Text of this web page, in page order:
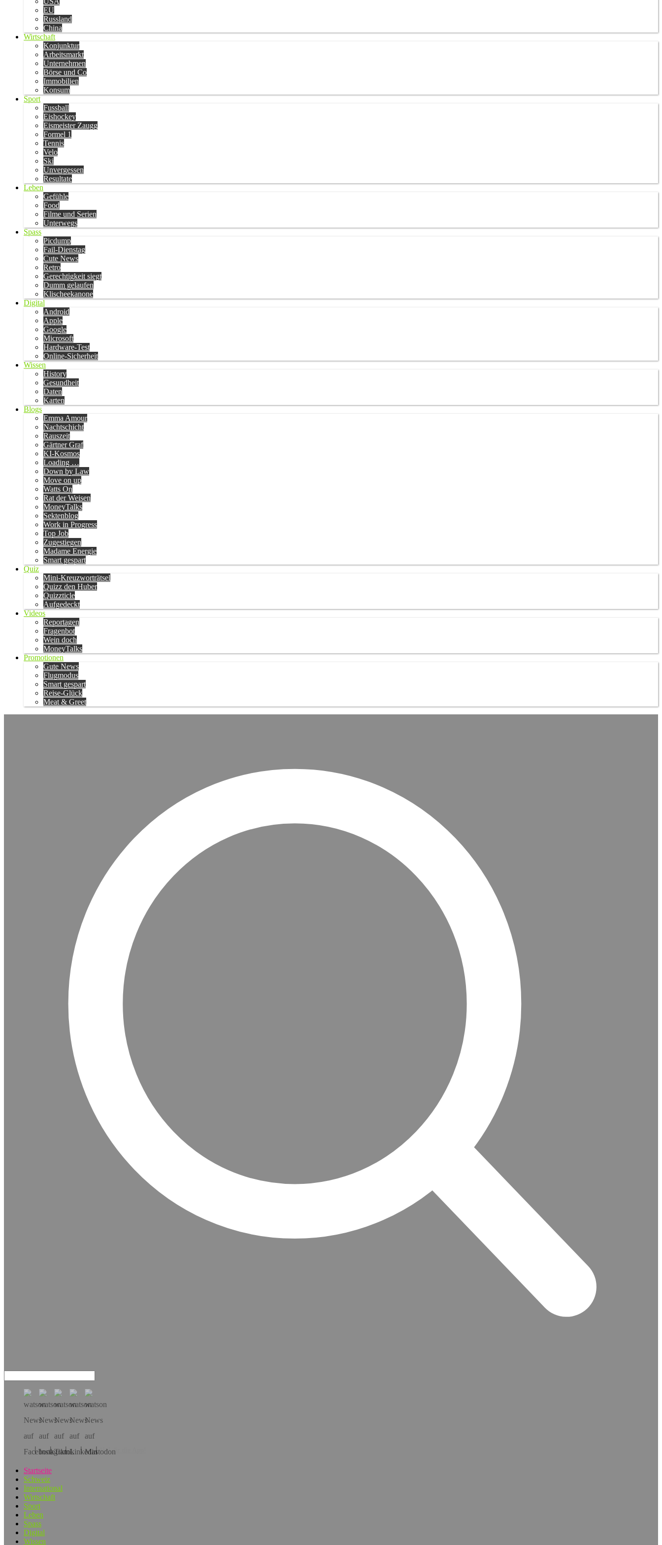
EU
Russland
China
Wirtschaft
Konjunktur
Arbeitsmarkt
Unternehmen
Börse und Co
Immobilien
Konsum
Sport
Fussball
Eishockey
Eismeister Zaugg
Formel 1
Tennis
Velo
Ski
Unvergessen
Resultate
Leben
Gefühle
Food
Filme und Serien
Unterwegs
Spass
Picdump
Fail-Dienstag
Cute News
Retro
Gerechtigkeit siegt
Dumm gelaufen
Klischeekanone
Digital
Android
Apple
Google
Microsoft
Hardware-Test
Online-Sicherheit
Wissen
History
Gesundheit
Daten
Karten
Blogs
Emma Amour
Nachtschicht
Rauszeit
Gärtner Graf
KI-Kosmos
Loading …
Down by Law
Move on up
Watts On
Rat der Weisen
MoneyTalks
Sektenblog
Work in Progress
Top Job
Zugestiegen
Madame Energie
Smart gespart
Quiz
Mini-Kreuzworträtsel
Quizz den Huber
Quizzticle
Aufgedeckt
Videos
Reportagen
Fragenbot
Wein doch
MoneyTalks
Promotionen
Gute News
Flugmodus
Smart gespart
Reise-Glück
Meat & Greet
Hol dir die App!
Startseite
Schweiz
International
Wirtschaft
Sport
Leben
Spass
Digital
Wissen